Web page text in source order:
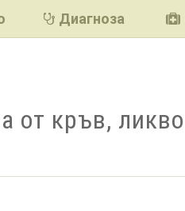
Диагноза
от кръв,